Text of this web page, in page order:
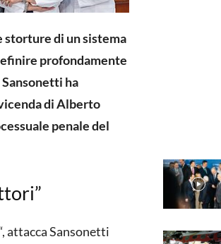
storture di un sistema
profondamente
ha
di Alberto
penale del
attacca Sansonetti